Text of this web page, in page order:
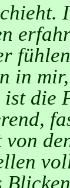
in
ist
von